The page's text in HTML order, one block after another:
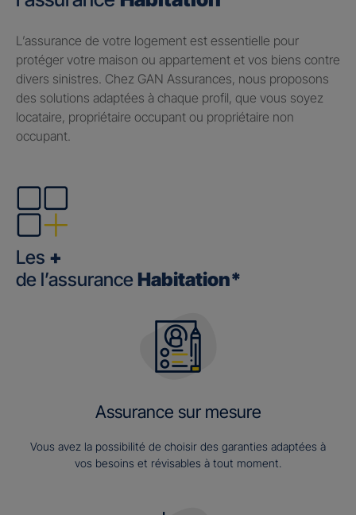
​L’assurance de votre logement est essentielle pour
protéger votre maison ou appartement et vos biens contre
divers sinistres. Chez GAN Assurances, nous proposons
des solutions adaptées à chaque profil, que vous soyez
locataire, propriétaire occupant ou propriétaire non
occupant.
Les +
de l’assurance Habitation*
Assurance sur mesure
Vous avez la possibilité de choisir des garanties adaptées à
vos besoins et révisables à tout moment.